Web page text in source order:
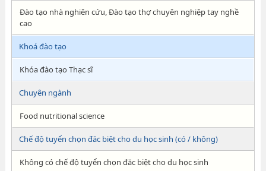
Đào tạo nhà nghiên cứu, Đào tạo thợ chuyên nghiệp tay nghề
cao
Khoá đào tạo
Khóa đào tạo Thạc sĩ
Chuyên ngành
Food nutritional science
Chế độ tuyển chọn đăc biệt cho du học sinh (có / không)
Không có chế độ tuyển chọn đăc biệt cho du học sinh